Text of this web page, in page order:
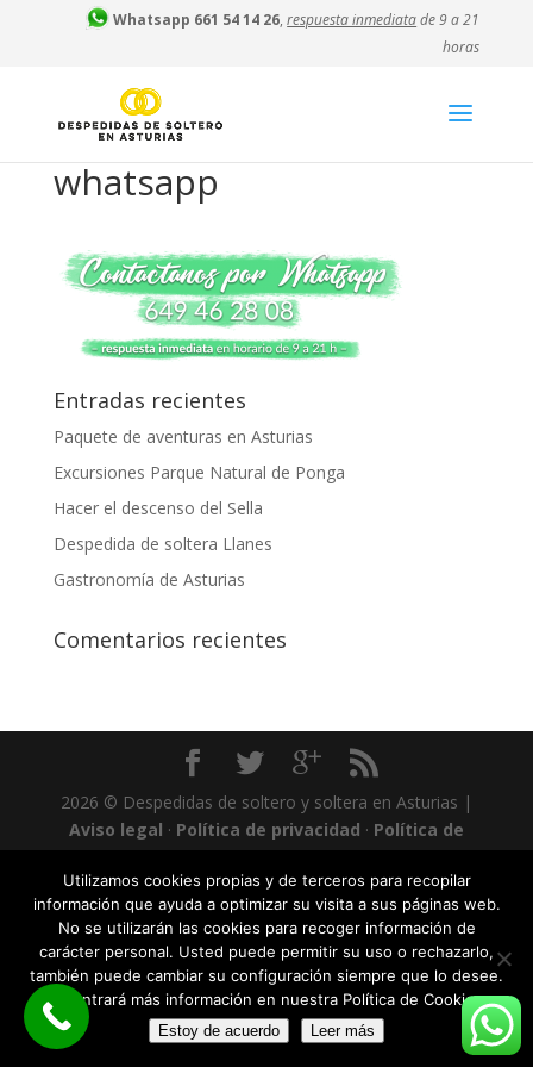
Whatsapp 661 54 14 26,respuesta inmediatade 9 a 21
horas
whatsapp
Entradas recientes
Paquete de aventuras en Asturias
Excursiones Parque Natural de Ponga
Hacer el descenso del Sella
Despedida de soltera Llanes
Gastronomía de Asturias
Comentarios recientes
2026 © Despedidas de soltero y soltera en Asturias |
Aviso legal · Política de privacidad · Política de
Utilizamos cookies propias y de terceros para recopilar
información que ayuda a optimizar su visita a sus páginas web.
No se utilizarán las cookies para recoger información de
carácter personal. Usted puede permitir su uso o rechazarlo,
también puede cambiar su configuración siempre que lo desee.
Encontrará más información en nuestra Política de Cookies.
Estoy de acuerdo Leer más